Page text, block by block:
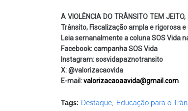
A VIOLÊNCIA DO TRÂNSITO TEM
Trânsito, Fiscalização ampla e rigorosa
Leia semanalmente a coluna SOS Vida
Facebook: campanha SOS Vida
Instagram: sosvidapaznotransito
X: @valorizacaovida
E-mail:valorizacaoaavida@gmail.com
Tags: Destaque Educação para o